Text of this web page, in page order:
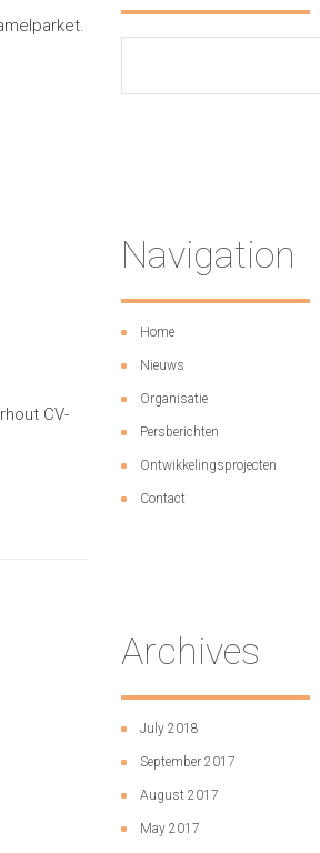
CV-
Navigation
Home
Nieuws
Organisatie
Persberichten
Ontwikkelingsprojecten
Contact
Archives
July 2018
September 2017
August 2017
May 2017